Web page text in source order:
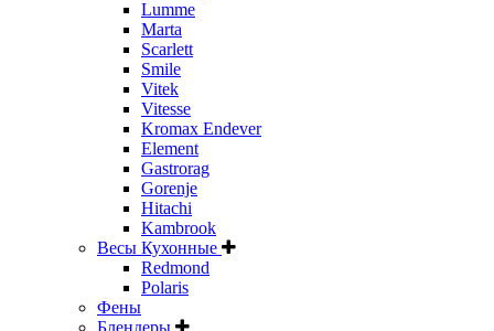
Lumme
Marta
Scarlett
Smile
Vitek
Vitesse
Kromax Endever
Element
Gastrorag
Gorenje
Hitachi
Kambrook
Весы Кухонные
Redmond
Polaris
Фены
Блендеры